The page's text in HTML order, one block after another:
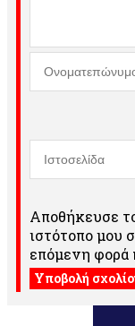
Αποθήκευσε
ιστότοπο μου
επόμενη φορά